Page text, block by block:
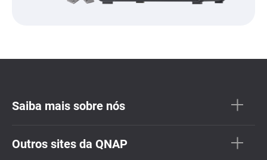
Saiba mais sobre nós
Outros sites da QNAP